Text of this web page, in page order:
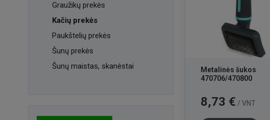
Graužikų prekės
Kačių prekės
Paukštelių prekės
Šunų prekės
Šunų maistas, skanėstai
Metalinės šukos
470706/470800
Kaina
8,73 € / VNT